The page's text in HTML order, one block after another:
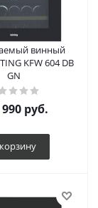
винный
KFW 604 DB
GN
руб.